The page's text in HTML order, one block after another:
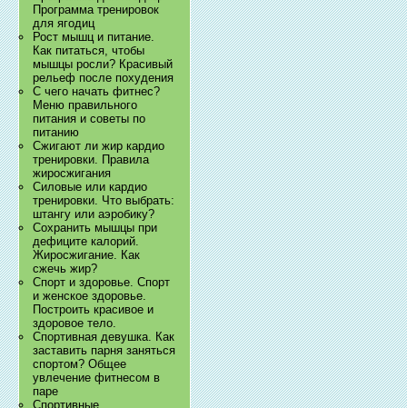
Программа тренировок
для ягодиц
Рост мышц и питание.
Как питаться, чтобы
мышцы росли? Красивый
рельеф после похудения
С чего начать фитнес?
Меню правильного
питания и советы по
питанию
Сжигают ли жир кардио
тренировки. Правила
жиросжигания
Силовые или кардио
тренировки. Что выбрать:
штангу или аэробику?
Сохранить мышцы при
дефиците калорий.
Жиросжигание. Как
сжечь жир?
Спорт и здоровье. Спорт
и женское здоровье.
Построить красивое и
здоровое тело.
Спортивная девушка. Как
заставить парня заняться
спортом? Общее
увлечение фитнесом в
паре
Спортивные